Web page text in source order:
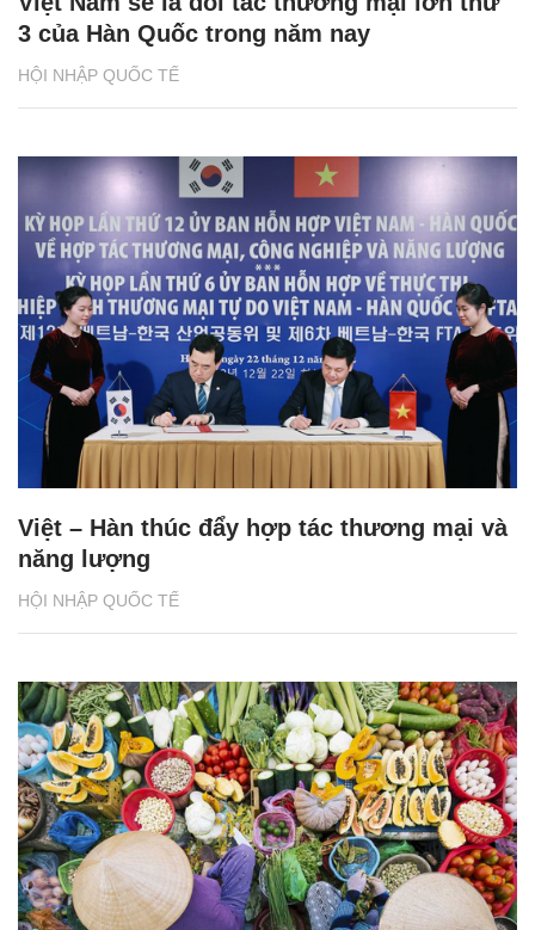
HỘI NHẬP QUỐC TẾ
3 của Hàn Quốc trong năm nay
HỘI NHẬP QUỐC TẾ
Việt – Hàn thúc đẩy hợp tác thương mại và
năng lượng